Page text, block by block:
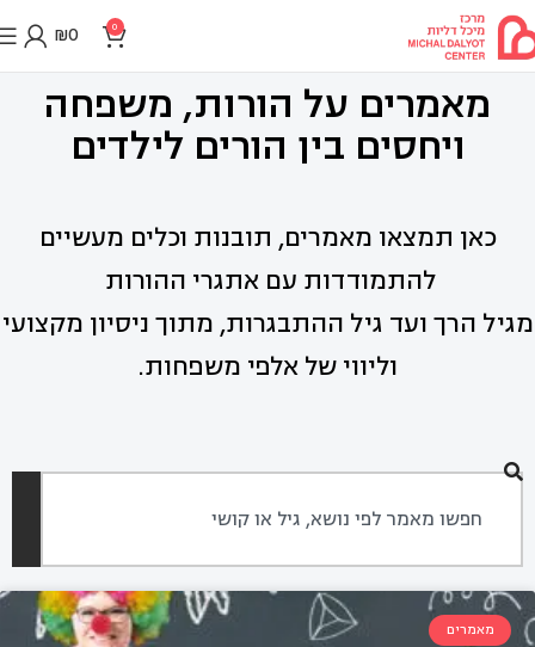
0
₪0
מאמרים על הורות, משפחה
ויחסים בין הורים לילדים
כאן תמצאו מאמרים, תובנות וכלים מעשיים
להתמודדות עם אתגרי ההורות
מגיל הרך ועד גיל ההתבגרות, מתוך ניסיון מקצועי
וליווי של אלפי משפחות.
מאמרים